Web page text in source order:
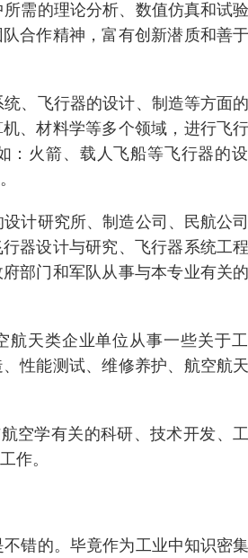
需的理论分析、数值仿真和试
合作精神，富有创新潜质和善
、飞行器的设计、制造等方面
、材料学等多个领域，进行飞
：火箭、载人飞船等飞行器的设
计研究所、制造公司、民航公
器设计与研究、飞行器系统工
部门和军队从事与本专业有关
天类企业单位从事一些关于
性能测试、维修养护、航空航
空学有关的科研、技术开发、
作。
错的。毕竟作为工业中知识密